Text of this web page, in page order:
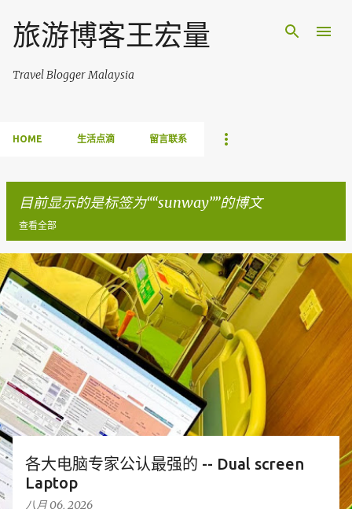
跳至主要内容
旅游博客王宏量
Travel Blogger Malaysia
HOME 生活点滴 留言联系
目前显示的是标签为“ sunway ”的博文
查看全部
博
文
各大电脑专家公认最强的 -- Dual screen
Laptop
八月 06, 2026